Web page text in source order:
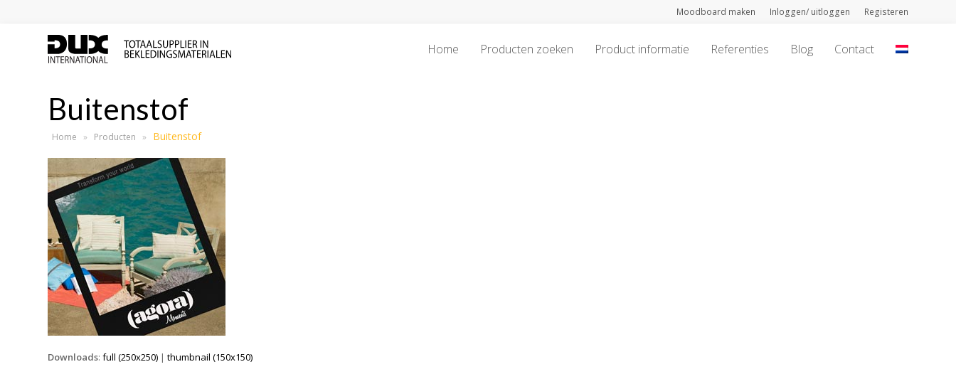
Moodboard maken Inloggen/ uitloggen Registeren
Home Producten zoeken Product informatie Referenties Blog Contact
Buitenstof
Home » Producten » Buitenstof
Downloads:full (250x250) |thumbnail (150x150)